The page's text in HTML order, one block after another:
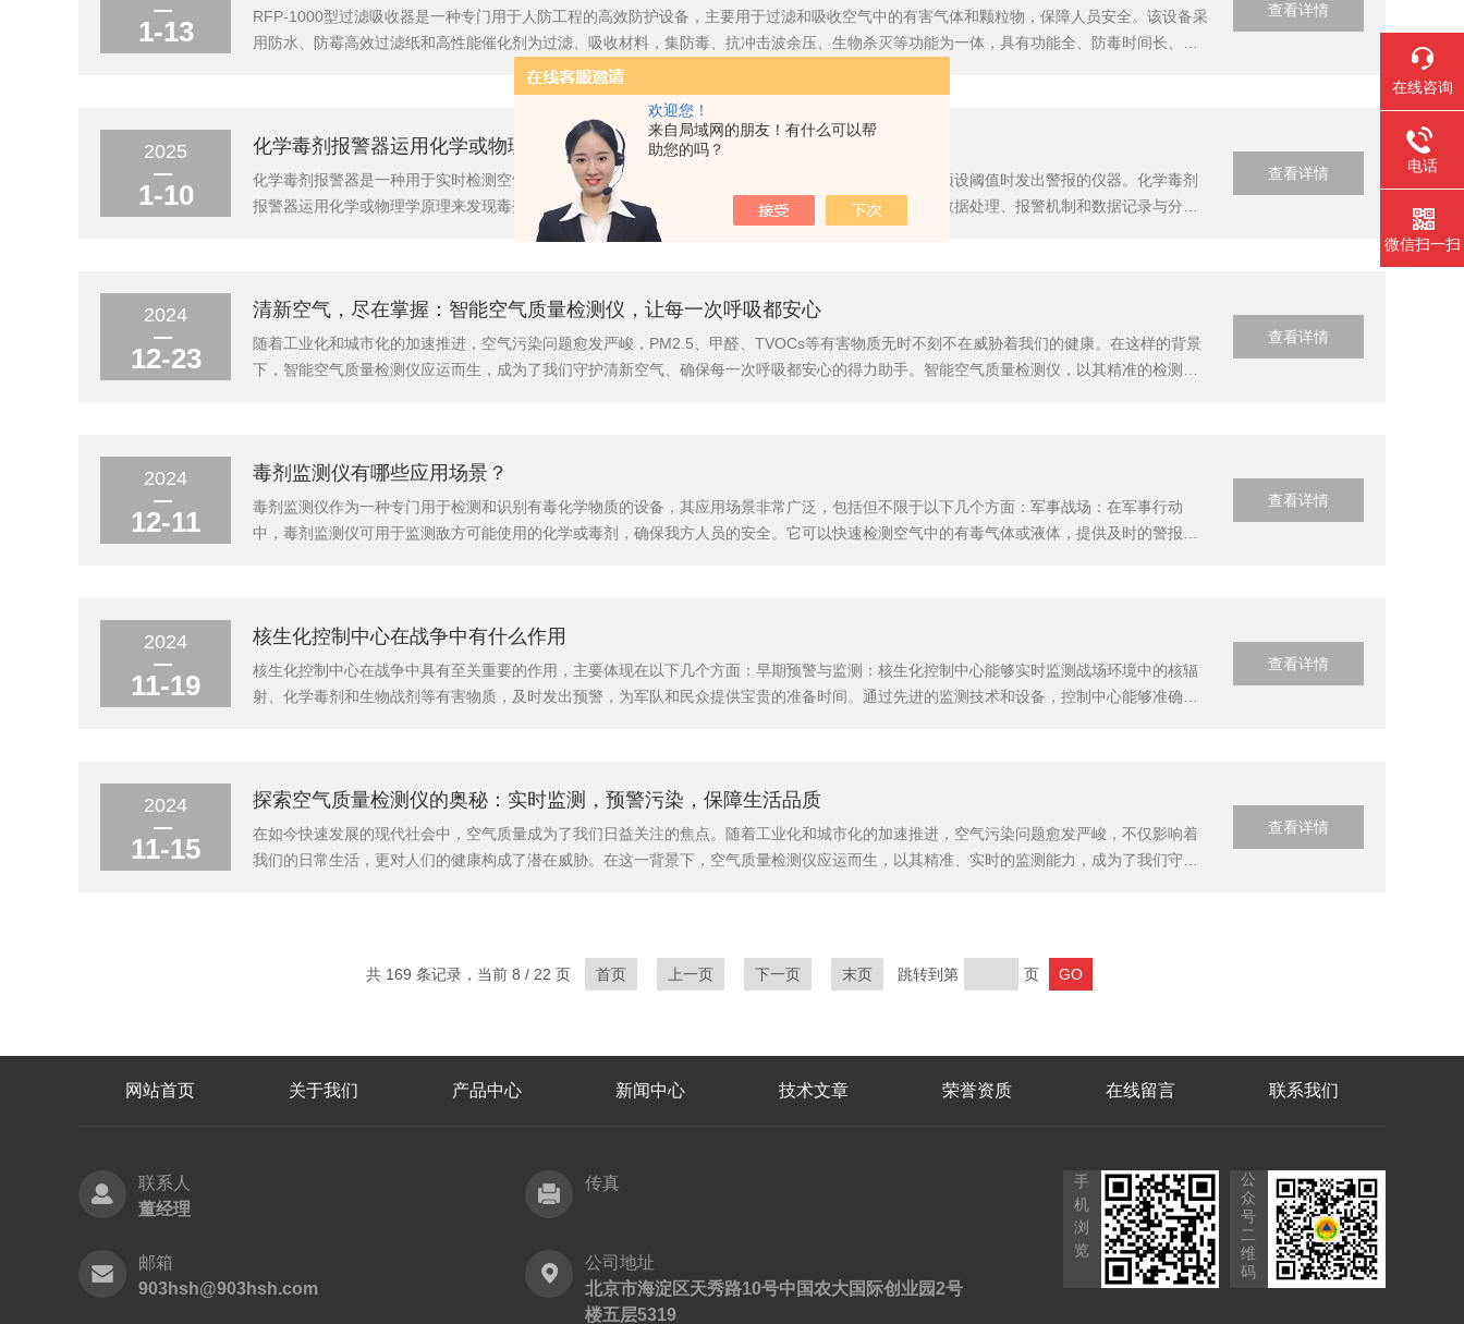
欢迎您！
来自局域网的朋友！有什么可以帮
助您的吗？
1-13
RFP-1000型过滤吸收器是一种专门用于人防工程的高效防护设备，主要用于过滤和吸收空气中的有害气体和颗粒物，保障人员安全。该设备采
用防水、防霉高效过滤纸和高性能催化剂为过滤、吸收材料，集防毒、抗冲击波余压、生物杀灭等功能为一体，具有功能全、防毒时间长、抗
震性强、安装快速方便、贮存时间长、体积小、重量轻的特点。一、主要功能1、防毒功能RFP-1000过滤吸收器能够有效过滤空气中的化学毒
剂、生物战剂和放射性灰尘，确保进入人防工程的空气清洁。通过精滤器单元，可以过滤呈气溶胶状的毒...
查看详情
2025
1-10
化学毒剂报警器运用化学或物理学原理
化学毒剂报警器是一种用于实时检测空气中可能存在的有害化学物质，并在检测到这些物质的浓度超过预设阈值时发出警报的仪器。化学毒剂
报警器运用化学或物理学原理来发现毒剂并自动发出光、声报警信号。其核心工作原理包括感应探测、数据处理、报警机制和数据记录与分析
等步骤：感应探测：通常配备有多种传感器，如气体传感器、电化学传感器、光学传感器等，可以检测不同种类的化学物质。这些传感器会根
查看详情
2024
12-23
清新空气，尽在掌握：智能空气质量检测仪，让每一次呼吸都安心
随着工业化和城市化的加速推进，空气污染问题愈发严峻，PM2.5、甲醛、TVOCs等有害物质无时不刻不在威胁着我们的健康。在这样的背景
下，智能空气质量检测仪应运而生，成为了我们守护清新空气、确保每一次呼吸都安心的得力助手。智能空气质量检测仪，以其精准的检测技
查看详情
2024
12-11
毒剂监测仪有哪些应用场景？
毒剂监测仪作为一种专门用于检测和识别有毒化学物质的设备，其应用场景非常广泛，包括但不限于以下几个方面：军事战场：在军事行动
中，毒剂监测仪可用于监测敌方可能使用的化学或毒剂，确保我方人员的安全。它可以快速检测空气中的有毒气体或液体，提供及时的警报和
查看详情
2024
11-19
核生化控制中心在战争中有什么作用
核生化控制中心在战争中具有至关重要的作用，主要体现在以下几个方面：早期预警与监测：核生化控制中心能够实时监测战场环境中的核辐
射、化学毒剂和生物战剂等有害物质，及时发出预警，为军队和民众提供宝贵的准备时间。通过先进的监测技术和设备，控制中心能够准确判
查看详情
2024
11-15
探索空气质量检测仪的奥秘：实时监测，预警污染，保障生活品质
在如今快速发展的现代社会中，空气质量成为了我们日益关注的焦点。随着工业化和城市化的加速推进，空气污染问题愈发严峻，不仅影响着
我们的日常生活，更对人们的健康构成了潜在威胁。在这一背景下，空气质量检测仪应运而生，以其精准、实时的监测能力，成为了我们守护
查看详情
共 169 条记录，当前 8 / 22 页 首页 上一页 下一页 末页 跳转到第 页
网站首页 关于我们 产品中心 新闻中心 技术文章 荣誉资质 在线留言 联系我们
联系人
董经理
传真
邮箱
903hsh@903hsh.com
公司地址
北京市海淀区天秀路10号中国农大国际创业园2号
楼五层5319
手
机
浏
览
公
众
号
二
维
码
在线咨询
电话
微信扫一扫